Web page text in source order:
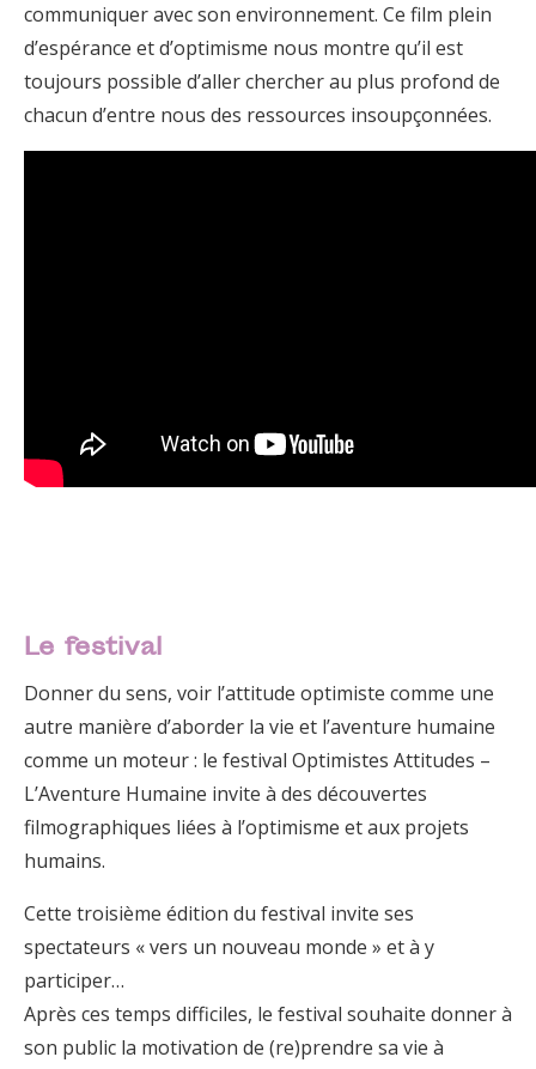
communiquer avec son environnement. Ce film plein
d’espérance et d’optimisme nous montre qu’il est
toujours possible d’aller chercher au plus profond de
chacun d’entre nous des ressources insoupçonnées.
Le festival
Donner du sens, voir l’attitude optimiste comme une
autre manière d’aborder la vie et l’aventure humaine
comme un moteur : le festival Optimistes Attitudes –
L’Aventure Humaine invite à des découvertes
filmographiques liées à l’optimisme et aux projets
humains.
Cette troisième édition du festival invite ses
spectateurs « vers un nouveau monde » et à y
participer…
Après ces temps difficiles, le festival souhaite donner à
son public la motivation de (re)prendre sa vie à